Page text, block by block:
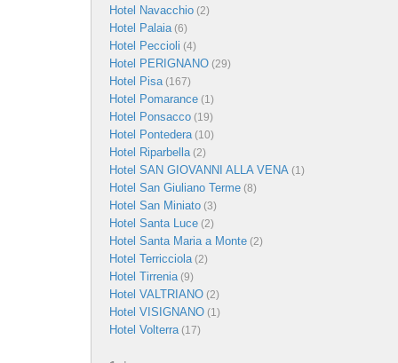
Hotel Navacchio (2)
Hotel Palaia(6)
Hotel Peccioli (4)
Hotel PERIGNANO (29)
Hotel Pisa(167)
Hotel Pomarance (1)
Hotel Ponsacco (19)
Hotel Pontedera(10)
Hotel Riparbella(2)
Hotel SAN GIOVANNI ALLA VENA (1)
Hotel San Giuliano Terme (8)
Hotel San Miniato (3)
Hotel Santa Luce (2)
Hotel Santa Maria a Monte (2)
Hotel Terricciola(2)
Hotel Tirrenia(9)
Hotel VALTRIANO (2)
Hotel VISIGNANO (1)
Hotel Volterra(17)